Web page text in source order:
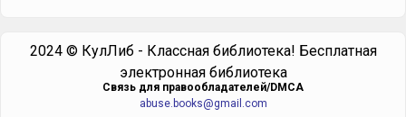
2024 © КулЛиб - Классная библиотека! Бесплатная
электронная библиотека
Cвязь для правообладателей/DMCA
abuse.books@gmail.com